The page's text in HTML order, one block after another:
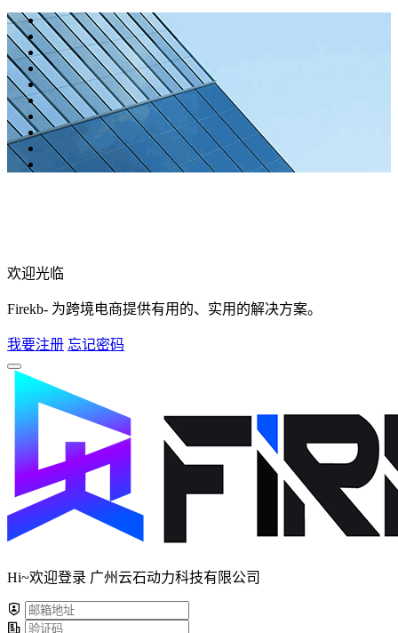
欢迎光临
Firekb- 为跨境电商提供有用的、实用的解决方案。
我要注册 忘记密码
Hi~欢迎登录 广州云石动力科技有限公司